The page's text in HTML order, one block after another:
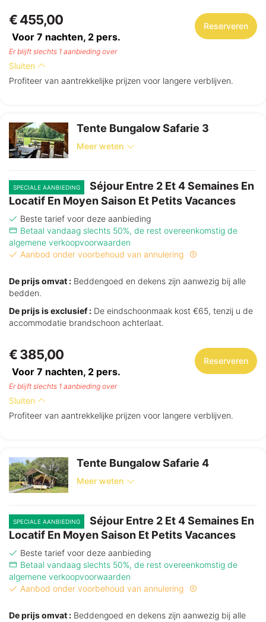
€ 455,00
Voor 7 nachten, 2 pers.
Reserveren
Er blijft slechts 1 aanbieding over
Sluiten
Profiteer van aantrekkelijke prijzen voor langere verblijven.
Tente Bungalow Safarie 3
Meer weten
SPECIALE AANBIEDING
Séjour Entre 2 Et 4 Semaines En
Locatif En Moyen Saison Et Petits Vacances
Beste tarief voor deze aanbieding
Betaal vandaag slechts 50%, de rest overeenkomstig de
algemene verkoopvoorwaarden
Aanbod onder voorbehoud van annulering
De prijs omvat : Beddengoed en dekens zijn aanwezig bij alle
bedden.
De prijs is exclusief : De eindschoonmaak kost €65, tenzij u de
accommodatie brandschoon achterlaat.
€ 385,00
Voor 7 nachten, 2 pers.
Reserveren
Er blijft slechts 1 aanbieding over
Sluiten
Profiteer van aantrekkelijke prijzen voor langere verblijven.
Tente Bungalow Safarie 4
Meer weten
SPECIALE AANBIEDING
Séjour Entre 2 Et 4 Semaines En
Locatif En Moyen Saison Et Petits Vacances
Beste tarief voor deze aanbieding
Betaal vandaag slechts 50%, de rest overeenkomstig de
algemene verkoopvoorwaarden
Aanbod onder voorbehoud van annulering
De prijs omvat : Beddengoed en dekens zijn aanwezig bij alle